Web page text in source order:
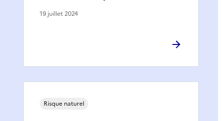
19 juillet 2024
Risque naturel